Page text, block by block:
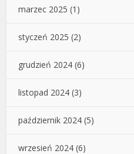
marzec 2025 (1)
styczeń 2025 (2)
grudzień 2024 (6)
listopad 2024 (3)
październik 2024 (5)
wrzesień 2024 (6)